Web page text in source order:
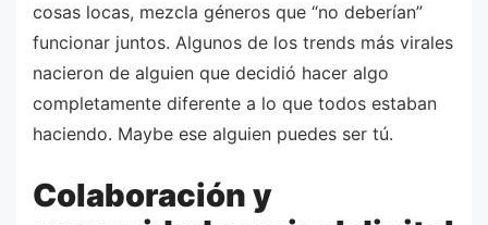
cosas locas, mezcla géneros que “no deberían”
funcionar juntos. Algunos de los trends más virales
nacieron de alguien que decidió hacer algo
completamente diferente a lo que todos estaban
haciendo. Maybe ese alguien puedes ser tú.
Colaboración y